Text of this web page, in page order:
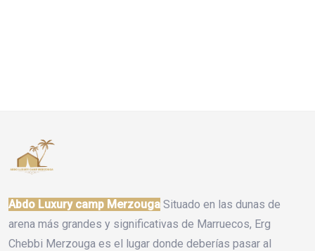
Abdo Luxury camp Merzouga Situado en las dunas de
arena más grandes y significativas de Marruecos, Erg
Chebbi Merzouga es el lugar donde deberías pasar al